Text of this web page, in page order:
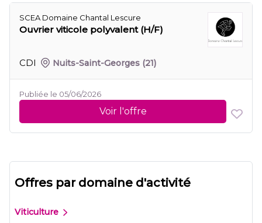
SCEA Domaine Chantal Lescure
Ouvrier viticole polyvalent (H/F)
CDI Nuits-Saint-Georges (21)
Publiée le 05/06/2026
Voir l'offre
Offres par domaine d'activité
Viticulture